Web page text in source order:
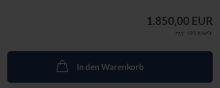
1.850,00 EUR
zzgl. 19% MwSt.
In den Warenkorb